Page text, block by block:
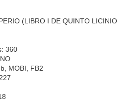
(LIBRO I DE QUINTO LICINIO
360
MOBI, FB2